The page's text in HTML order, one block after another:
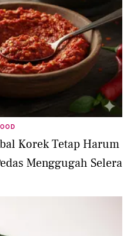
Korek Tetap Harum
Menggugah Selera